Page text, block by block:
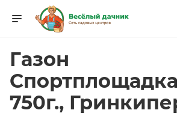
Газон
750г.,